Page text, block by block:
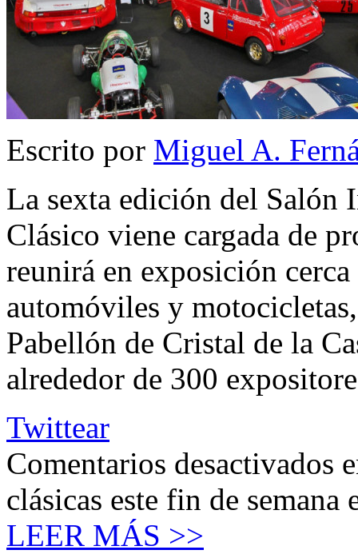
Escrito por Miguel A.
La sexta edición del Salón
Clásico viene cargada de
reunirá en exposición
automóviles y
Pabellón de Cristal de la
alrededor de 300
Twittear
Comentarios desactivados
clásicas este fin de semana
LEER MÁS >>